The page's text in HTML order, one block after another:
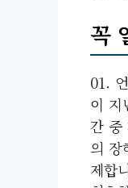
꼭
01.
이 지
간 중
의 장
제합